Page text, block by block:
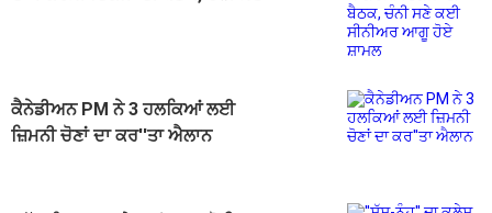
ਕੈਨੇਡੀਅਨ PM ਨੇ 3 ਹਲਕਿਆਂ ਲਈ
ਜ਼ਿਮਨੀ ਚੋਣਾਂ ਦਾ ਕਰ''ਤਾ ਐਲਾਨ